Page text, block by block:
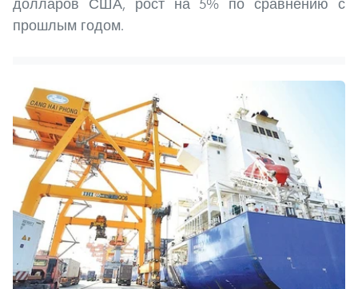
долларов США, рост на 5% по сравнению с
прошлым годом.